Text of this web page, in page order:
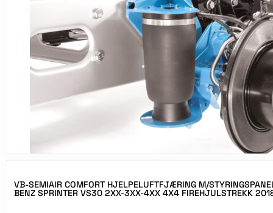
VB-SEMIAIR COMFORT HJELPELUFTFJÆRING M/
BENZ SPRINTER VS30 2XX-3XX-4XX 4X4 FIREHJULSTREKK